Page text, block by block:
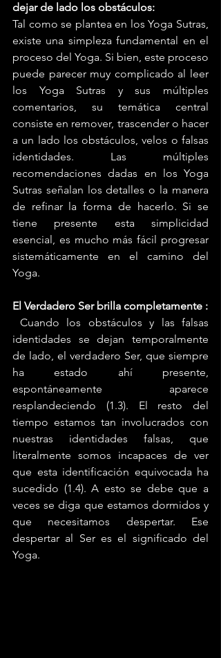
dejar de lado los obstáculos:
Tal como se plantea en los Yoga Sutras,
existe una simpleza fundamental en el
proceso del Yoga. Si bien, este proceso
puede parecer muy complicado al leer
los Yoga Sutras y sus múltiples
comentarios, su temática central
consiste en remover, trascender o hacer
a un lado los obstáculos, velos o falsas
identidades. Las múltiples
recomendaciones dadas en los Yoga
Sutras señalan los detalles o la manera
de refinar la forma de hacerlo. Si se
tiene presente esta simplicidad
esencial, es mucho más fácil progresar
sistemáticamente en el camino del
Yoga.
El Verdadero Ser brilla completamente :
identidades se dejan temporalmente
de lado, el verdadero Ser, que siempre
ha estado ahí presente,
espontáneamente aparece
resplandeciendo (1.3). El resto del
tiempo estamos tan involucrados con
nuestras identidades falsas, que
literalmente somos incapaces de ver
que esta identificación equivocada ha
sucedido (1.4). A esto se debe que a
veces se diga que estamos dormidos y
que necesitamos despertar. Ese
despertar al Ser es el significado del
Yoga.